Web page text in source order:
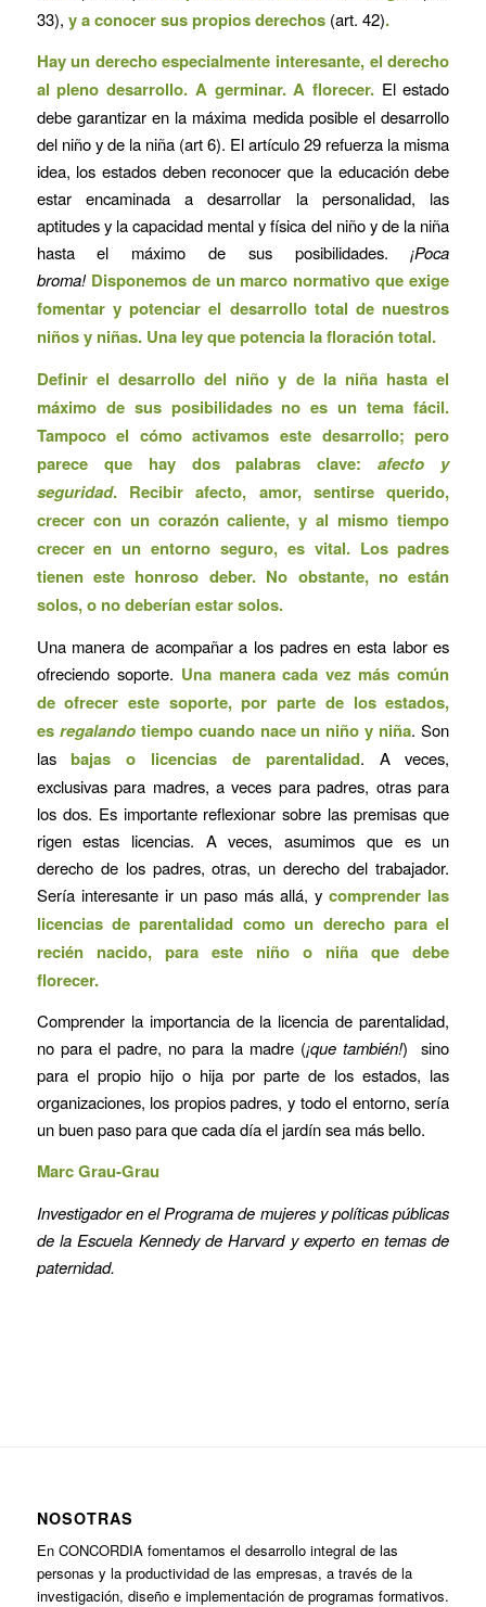
33), y a conocer sus propios derechos (art. 42).
Hay un derecho especialmente interesante, el derecho
al pleno desarrollo. A germinar. A florecer.El estado
debe garantizar en la máxima medida posible el desarrollo
del niño y de la niña (art 6). El artículo 29 refuerza la misma
idea, los estados deben reconocer que la educación debe
estar encaminada a desarrollar la personalidad, las
aptitudes y la capacidad mental y física del niño y de la niña
hasta el máximo de sus posibilidades.¡Poca
broma! Disponemos de un marco normativo que exige
fomentar y potenciar el desarrollo total de nuestros
niños y niñas. Una ley que potencia la floración total.
Definir el desarrollo del niño y de la niña hasta el
máximo de sus posibilidades no es un tema fácil.
Tampoco el cómo activamos este desarrollo; pero
parece que hay dos palabras clave:afecto y
seguridad. Recibir afecto, amor, sentirse querido,
crecer con un corazón caliente, y al mismo tiempo
crecer en un entorno seguro, es vital. Los padres
tienen este honroso deber. No obstante, no están
solos, o no deberían estar solos.
Una manera de acompañar a los padres en esta labor es
ofreciendo soporte. Una manera cada vez más común
de ofrecer este soporte, por parte de los estados,
es regalandotiempo cuando nace un niño y niña. Son
lasbajas o licencias de parentalidad. A veces,
exclusivas para madres, a veces para padres, otras para
los dos. Es importante reflexionar sobre las premisas que
rigen estas licencias. A veces, asumimos que es un
derecho de los padres, otras, un derecho del trabajador.
Sería interesante ir un paso más allá, ycomprender las
licencias de parentalidad como un derecho para el
recién nacido, para este niño o niña que debe
florecer.
Comprender la importancia de la licencia de parentalidad,
no para el padre, no para la madre (¡que también!) sino
para el propio hijo o hija por parte de los estados, las
organizaciones, los propios padres, y todo el entorno, sería
un buen paso para que cada día el jardín sea más bello.
Marc Grau-Grau
Investigador en el Programa de mujeres y políticas públicas
de la Escuela Kennedy de Harvard y experto en temas de
paternidad.
NOSOTRAS
En CONCORDIA fomentamos el desarrollo integral de las
personas y la productividad de las empresas, a través de la
investigación, diseño e implementación de programas formativos.